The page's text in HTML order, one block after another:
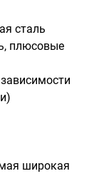
сталь
плюсовые
широкая